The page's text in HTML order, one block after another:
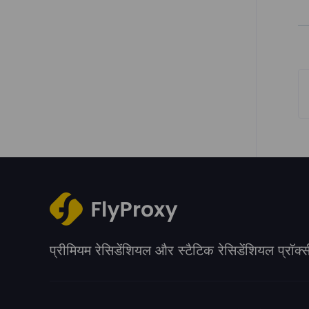
प्रीमियम रेसिडेंशियल और स्टैटिक रेसिडेंशियल